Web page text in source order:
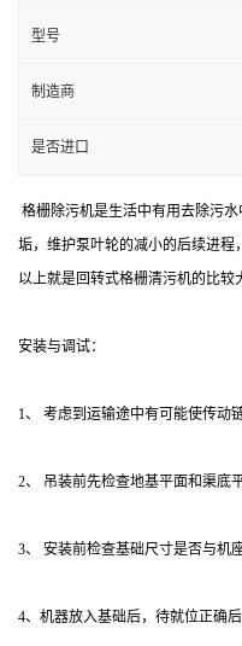
型号
制造商
是否进口
格栅除污机是生活中有用去除污
垢，维护泵叶轮的减小的后续进程
以上就是回转式格栅清污机的比较
安装与调试：
1、 考虑到运输途中有可能使传动
2、 吊装前先检查地基平面和渠底
3、 安装前检查基础尺寸是否与机
4、机器放入基础后，待就位正确